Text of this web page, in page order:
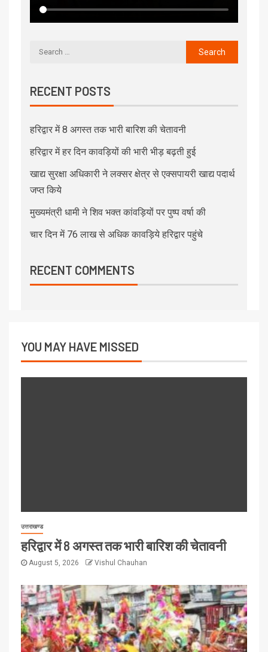
RECENT POSTS
हरिद्वार में 8 अगस्त तक भारी बारिश की चेतावनी
हरिद्वार में हर दिन कावड़ियों की भारी भीड़ बढ़ती हुई
खाद्य सुरक्षा अधिकारी ने लक्सर क्षेत्र से एक्सपायरी खाद्य पदार्थ
जप्त किये
मुख्यमंत्री धामी ने शिव भक्त कांवड़ियों पर पुष्प वर्षा की
चार दिन में 76 लाख से अधिक कावड़िये हरिद्वार पहुंचे
RECENT COMMENTS
YOU MAY HAVE MISSED
उत्तराखण्ड
हरिद्वार में 8 अगस्त तक भारी बारिश की चेतावनी
August 5, 2026 Vishul Chauhan